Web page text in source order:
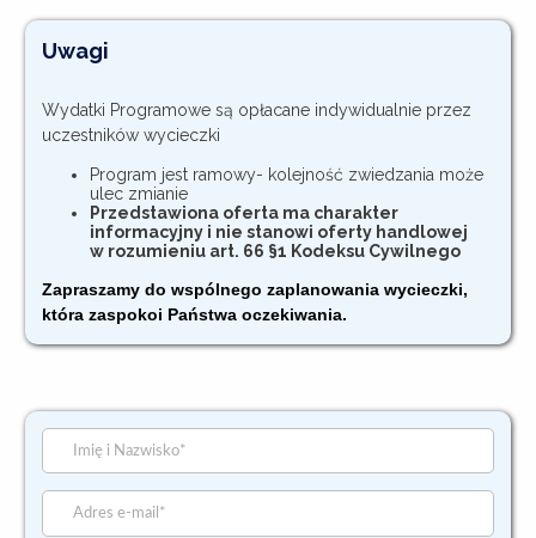
Uwagi
Wydatki Programowe są opłacane indywidualnie przez
uczestników wycieczki
Program jest ramowy- kolejność zwiedzania może
ulec zmianie
Przedstawiona oferta ma charakter
informacyjny i nie stanowi oferty handlowej
w rozumieniu art. 66 §1 Kodeksu Cywilnego
Zapraszamy do wspólnego zaplanowania wycieczki,
która zaspokoi Państwa oczekiwania.